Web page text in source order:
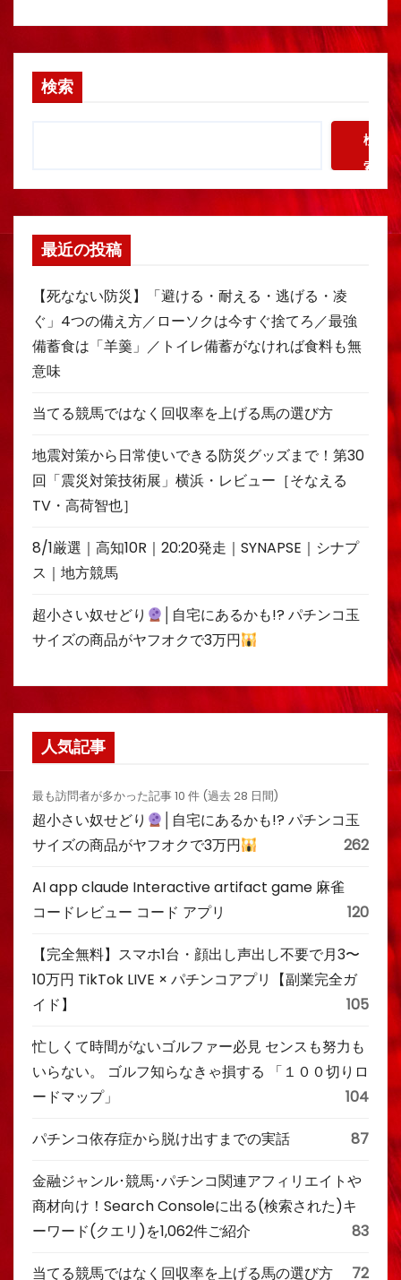
検索
検
索
最近の投稿
【死なない防災】「避ける・耐える・逃げる・凌
ぐ」4つの備え方／ローソクは今すぐ捨てろ／最強
備蓄食は「羊羹」／トイレ備蓄がなければ食料も無
意味
当てる競馬ではなく回収率を上げる馬の選び方
地震対策から日常使いできる防災グッズまで！第30
回「震災対策技術展」横浜・レビュー［そなえる
TV・高荷智也］
8/1厳選｜高知10R｜20:20発走｜SYNAPSE｜シナプ
ス｜地方競馬
超小さい奴せどり
│自宅にあるかも!? パチンコ玉
サイズの商品がヤフオクで3万円
人気記事
最も訪問者が多かった記事 10 件 (過去 28 日間)
超小さい奴せどり
│自宅にあるかも!? パチンコ玉
サイズの商品がヤフオクで3万円
262
AI app claude Interactive artifact game 麻雀
コードレビュー コード アプリ
120
【完全無料】スマホ1台・顔出し声出し不要で月3〜
10万円 TikTok LIVE × パチンコアプリ【副業完全ガ
イド】
105
忙しくて時間がないゴルファー必見 センスも努力も
いらない。 ゴルフ知らなきゃ損する 「１００切りロ
ードマップ」
104
パチンコ依存症から脱け出すまでの実話 87
金融ジャンル･競馬･パチンコ関連アフィリエイトや
商材向け！Search Consoleに出る(検索された)キ
ーワード(クエリ)を1,062件ご紹介
83
当てる競馬ではなく回収率を上げる馬の選び方 72